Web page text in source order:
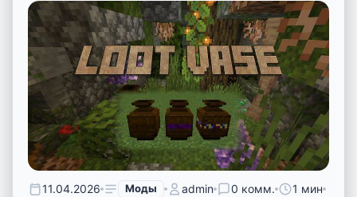
11.04.2026 Моды admin 0 комм.
1 мин